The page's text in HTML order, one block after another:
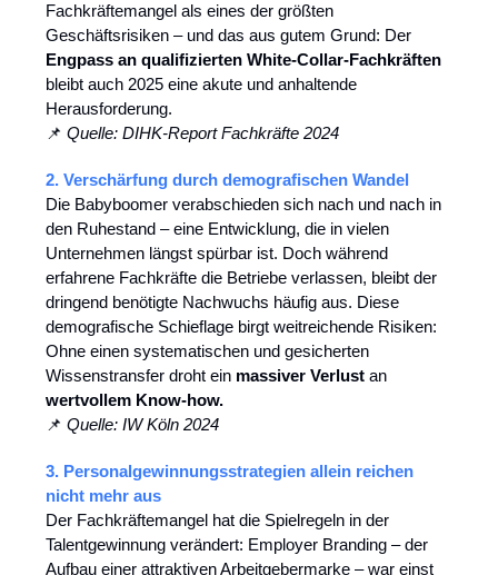
Fachkräftemangel als eines der größten
Geschäftsrisiken – und das aus gutem Grund: Der
Engpass an qualifizierten White-Collar-Fachkräften
bleibt auch 2025 eine akute und anhaltende
Herausforderung.
📌 Quelle: DIHK-Report Fachkräfte 2024
2. Verschärfung durch demografischen Wandel
Die Babyboomer verabschieden sich nach und nach in
den Ruhestand – eine Entwicklung, die in vielen
Unternehmen längst spürbar ist. Doch während
erfahrene Fachkräfte die Betriebe verlassen, bleibt der
dringend benötigte Nachwuchs häufig aus. Diese
demografische Schieflage birgt weitreichende Risiken:
Ohne einen systematischen und gesicherten
Wissenstransfer droht ein massiver Verlust an
wertvollem Know-how.
📌 Quelle: IW Köln 2024
3. Personalgewinnungsstrategien allein reichen
nicht mehr aus
Der Fachkräftemangel hat die Spielregeln in der
Talentgewinnung verändert: Employer Branding – der
Aufbau einer attraktiven Arbeitgebermarke – war einst